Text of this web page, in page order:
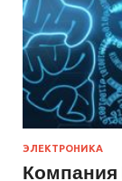
ЭЛЕКТРОНИКА
Компания